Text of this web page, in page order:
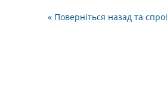
« Поверніться назад та